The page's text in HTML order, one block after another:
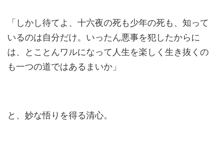
「しかし待てよ、十六夜の死も少年の死も、知って
いるのは自分だけ。いったん悪事を犯したからに
は、とことんワルになって人生を楽しく生き抜くの
も一つの道ではあるまいか」
と、妙な悟りを得る清心。